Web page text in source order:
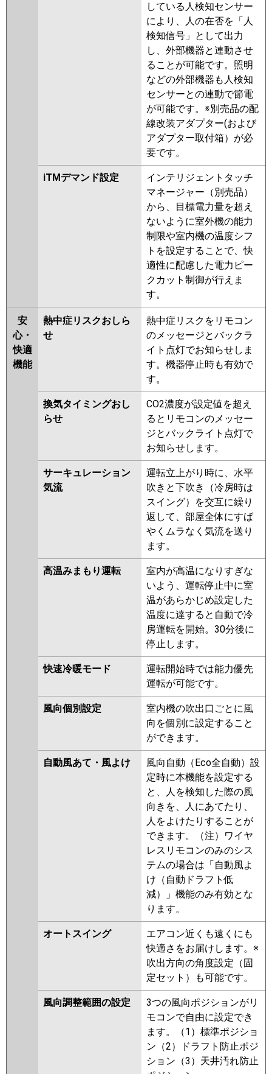
している人検知センサー
により、人の在否を「人
検知信号」として出力
し、外部機器と連動させ
ることが可能です。照明
などの外部機器も人検知
センサーとの連動で節電
が可能です。※別売品の配
線改装アダプター(および
アダプター取付箱）が必
要です。
iTMデマンド設定
インテリジェントタッチ
マネージャー（別売品）
から、目標電力量を超え
ないように室外機の能力
制限や室内機の温度シフ
トを設定することで、快
適性に配慮した電力ピー
クカット制御が行えま
す。
安
心・
快適
機能
熱中症リスクおしら
せ
熱中症リスクをリモコン
のメッセージとバックラ
イト点灯でお知らせしま
す。機器停止時も有効で
す。
換気タイミングおし
らせ
CO2濃度が設定値を超え
るとリモコンのメッセー
ジとバックライト点灯で
お知らせします。
サーキュレーション
気流
運転立上がり時に、水平
吹きと下吹き（冷房時は
スイング）を交互に繰り
返して、部屋全体にすば
やくムラなく気流を送り
ます。
高温みまもり運転
室内が高温になりすぎな
いよう、運転停止中に室
温があらかじめ設定した
温度に達すると自動で冷
房運転を開始。30分後に
停止します。
快速冷暖モード
運転開始時では能力優先
運転が可能です。
風向個別設定
室内機の吹出口ごとに風
向を個別に設定すること
ができます。
自動風あて・風よけ
風向自動（Eco全自動）設
定時に本機能を設定する
と、人を検知した際の風
向きを、人にあてたり、
人をよけたりすることが
できます。（注）ワイヤ
レスリモコンのみのシス
テムの場合は「自動風よ
け（自動ドラフト低
減）」機能のみ有効とな
ります。
オートスイング
エアコン近くも遠くにも
快適さをお届けします。※
吹出方向の角度設定（固
定セット）も可能です。
風向調整範囲の設定
3つの風向ポジションがリ
モコンで自由に設定でき
ます。（1）標準ポジショ
ン（2）ドラフト防止ポジ
ション（3）天井汚れ防止